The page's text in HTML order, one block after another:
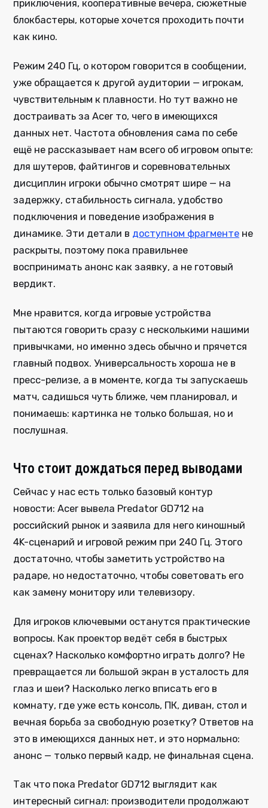
приключения, кооперативные вечера, сюжетные
блокбастеры, которые хочется проходить почти
как кино.
Режим 240 Гц, о котором говорится в сообщении,
уже обращается к другой аудитории — игрокам,
чувствительным к плавности. Но тут важно не
достраивать за Acer то, чего в имеющихся
данных нет. Частота обновления сама по себе
ещё не рассказывает нам всего об игровом опыте:
для шутеров, файтингов и соревновательных
дисциплин игроки обычно смотрят шире — на
задержку, стабильность сигнала, удобство
подключения и поведение изображения в
динамике. Эти детали в доступном фрагменте не
раскрыты, поэтому пока правильнее
воспринимать анонс как заявку, а не готовый
вердикт.
Мне нравится, когда игровые устройства
пытаются говорить сразу с несколькими нашими
привычками, но именно здесь обычно и прячется
главный подвох. Универсальность хороша не в
пресс-релизе, а в моменте, когда ты запускаешь
матч, садишься чуть ближе, чем планировал, и
понимаешь: картинка не только большая, но и
послушная.
Что стоит дождаться перед выводами
Сейчас у нас есть только базовый контур
новости: Acer вывела Predator GD712 на
российский рынок и заявила для него киношный
4K-сценарий и игровой режим при 240 Гц. Этого
достаточно, чтобы заметить устройство на
радаре, но недостаточно, чтобы советовать его
как замену монитору или телевизору.
Для игроков ключевыми останутся практические
вопросы. Как проектор ведёт себя в быстрых
сценах? Насколько комфортно играть долго? Не
превращается ли большой экран в усталость для
глаз и шеи? Насколько легко вписать его в
комнату, где уже есть консоль, ПК, диван, стол и
вечная борьба за свободную розетку? Ответов на
это в имеющихся данных нет, и это нормально:
анонс — только первый кадр, не финальная сцена.
Так что пока Predator GD712 выглядит как
интересный сигнал: производители продолжают